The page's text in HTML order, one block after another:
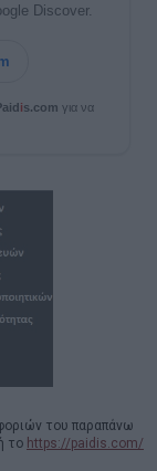
Discover.
is.com για να
του παραπάνω
το https://paidis.com/